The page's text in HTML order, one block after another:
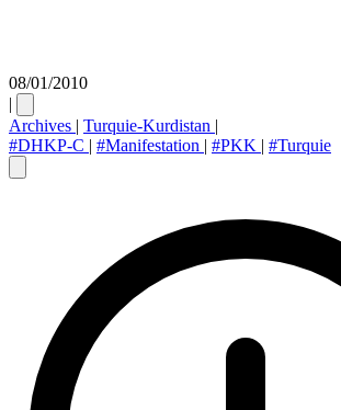
08/01/2010
|
Archives | Turquie-Kurdistan |
#DHKP-C | #Manifestation | #PKK | #Turquie